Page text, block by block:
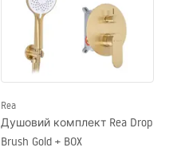
Rea
Душовий комплект Rea Drop
Brush Gold + BOX